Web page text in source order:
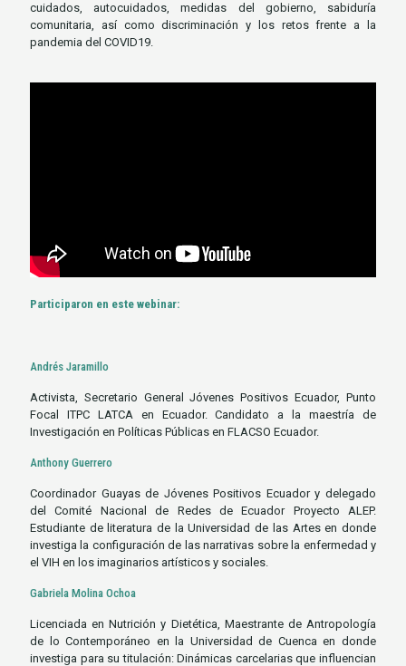
cuidados, autocuidados, medidas del gobierno, sabiduría
comunitaria, así como discriminación y los retos frente a la
pandemia del COVID19.
Participaron en este webinar:
Andrés Jaramillo
Activista, Secretario General Jóvenes Positivos Ecuador, Punto
Focal ITPC LATCA en Ecuador. Candidato a la maestría de
Investigación en Políticas Públicas en FLACSO Ecuador.
Anthony Guerrero
Coordinador Guayas de Jóvenes Positivos Ecuador y delegado
del Comité Nacional de Redes de Ecuador Proyecto ALEP.
Estudiante de literatura de la Universidad de las Artes en donde
investiga la configuración de las narrativas sobre la enfermedad y
el VIH en los imaginarios artísticos y sociales.
Gabriela Molina Ochoa
Licenciada en Nutrición y Dietética, Maestrante de Antropología
de lo Contemporáneo en la Universidad de Cuenca en donde
investiga para su titulación: Dinámicas carcelarias que influencian